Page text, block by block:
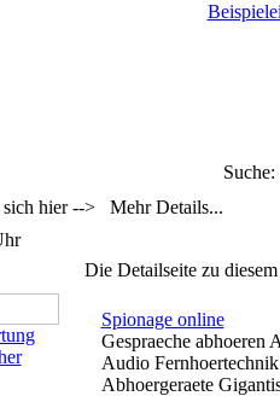
Suche:
sich hier --> Mehr Details...
Die Detailseite zu
Spionage online
Gespraeche abhoeren
Audio Fernhoertechnik
Abhoergeraete